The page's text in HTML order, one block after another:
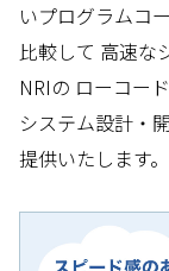
いプログラムコ
比較して 高速な
NRIの ローコー
システム設計・
提供いたします。